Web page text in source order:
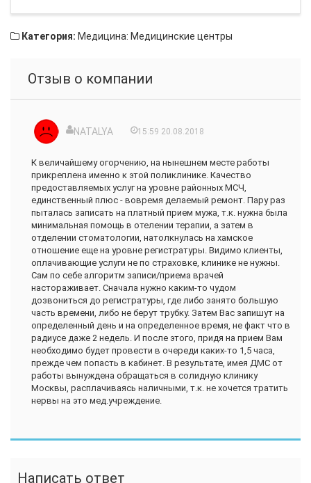
Категория: Медицина: Медицинские центры
Отзыв о компании
NATALYA 15:59 20.08.2018
К величайшему огорчению, на нынешнем месте работы
прикреплена именно к этой поликлинике. Качество
предоставляемых услуг на уровне районных МСЧ,
единственный плюс - вовремя делаемый ремонт. Пару раз
пыталась записать на платный прием мужа, т.к. нужна была
минимальная помощь в отелении терапии, а затем в
отделении стоматологии, натолкнулась на хамское
отношение еще на уровне регистратуры. Видимо клиенты,
оплачивающие услуги не по страховке, клинике не нужны.
Сам по себе алгоритм записи/приема врачей
настораживает. Сначала нужно каким-то чудом
дозвониться до регистратуры, где либо занято большую
часть времени, либо не берут трубку. Затем Вас запишут на
определенный день и на определенное время, не факт что в
радиусе даже 2 недель. И после этого, придя на прием Вам
необходимо будет провести в очереди каких-то 1,5 часа,
прежде чем попасть в кабинет. В результате, имея ДМС от
работы вынуждена обращаться в солидную клинику
Москвы, расплачиваясь наличными, т.к. не хочется тратить
нервы на это мед.учреждение.
Написать ответ